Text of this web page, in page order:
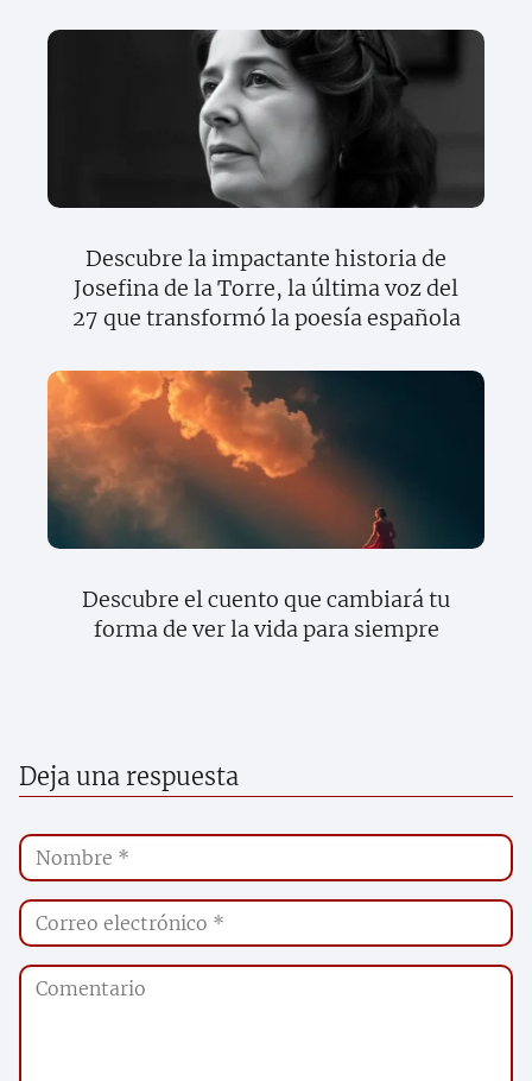
Descubre la impactante historia de
Josefina de la Torre, la última voz del
27 que transformó la poesía española
Descubre el cuento que cambiará tu
forma de ver la vida para siempre
Deja una respuesta